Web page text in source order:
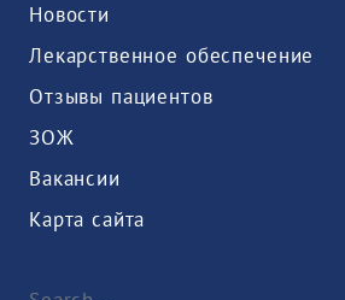
Новости
Лекарственное обеспечение
Отзывы пациентов
ЗОЖ
Вакансии
Карта сайта